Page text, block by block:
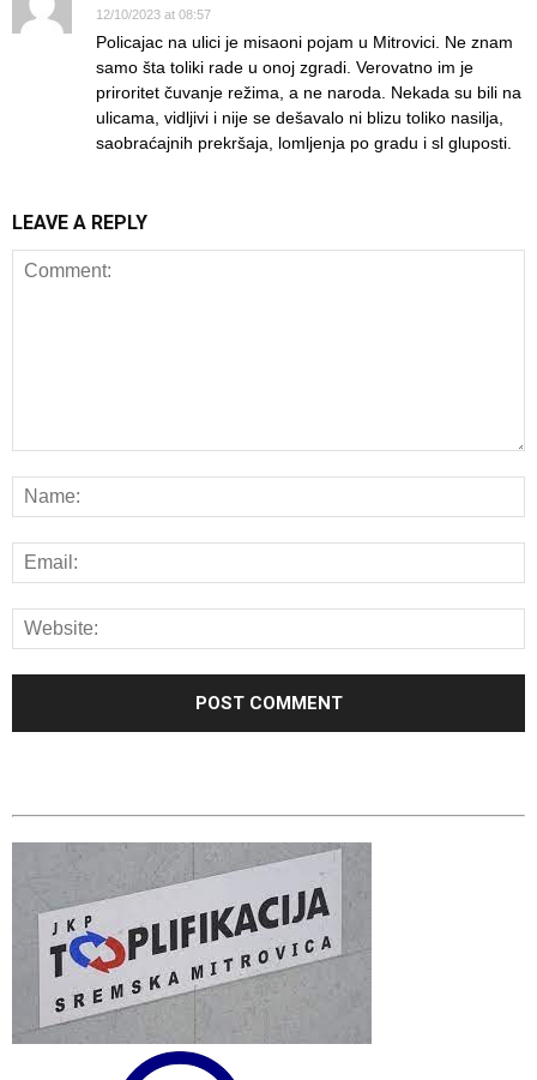
12/10/2023 at 08:57
Policajac na ulici je misaoni pojam u Mitrovici. Ne znam
samo šta toliki rade u onoj zgradi. Verovatno im je
priroritet čuvanje režima, a ne naroda. Nekada su bili na
ulicama, vidljivi i nije se dešavalo ni blizu toliko nasilja,
saobraćajnih prekršaja, lomljenja po gradu i sl gluposti.
LEAVE A REPLY